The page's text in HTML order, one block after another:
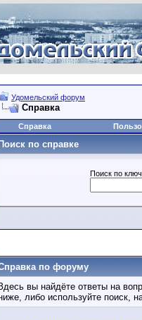
Удомельский форум
Справка
Справка
Поиск по справке
Поиск по
по форуму
вы найдёте ответы на
либо используйте поиск,